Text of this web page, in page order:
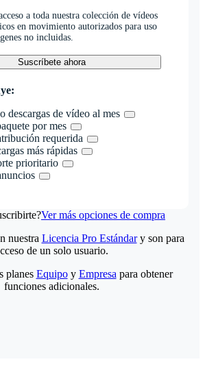
a toda nuestra colección de vídeos
en movimiento autorizados para uso
no incluidas.
Suscríbete ahora
descargas de vídeo al mes
por mes
requerida
más rápidas
prioritario
Ver más opciones de compra
nuestra Licencia Pro Estándary son para
de un solo usuario.
planes Equipoy Empresa para obtener
funciones adicionales.